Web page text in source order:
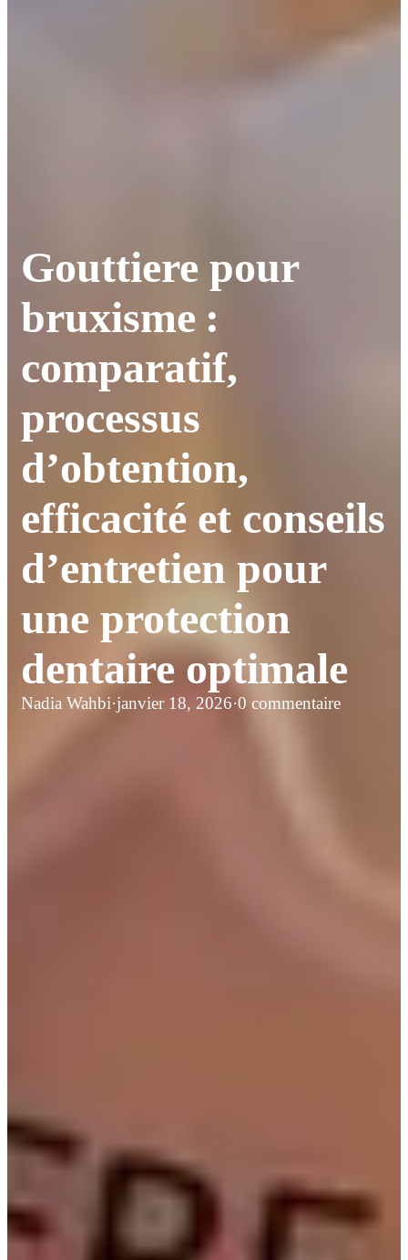
Gouttiere pour
bruxisme :
comparatif,
processus
d’obtention,
efficacité et conseils
d’entretien pour
une protection
dentaire optimale
Nadia Wahbi·janvier 18, 2026·0 commentaire